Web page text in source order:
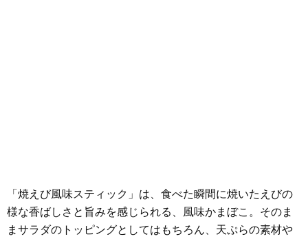
「焼えび風味スティック」は、食べた瞬間に焼いたえびの
様な香ばしさと旨みを感じられる、風味かまぼこ。そのま
まサラダのトッピングとしてはもちろん、天ぷらの素材や